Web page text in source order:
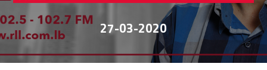
27-03-2020